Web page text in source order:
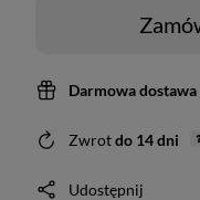
Darmowa dostawa
Zwrotdo 14dni
Udostępnij